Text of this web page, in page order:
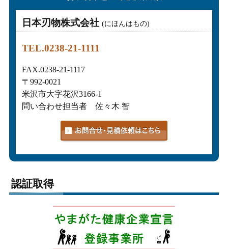
日本刃物株式会社 (にほんはもの)
TEL.0238-21-1111
FAX.0238-21-1117
〒992-0021
米沢市大字花沢3166-1
問い合わせ担当者 佐々木 智
認証取得